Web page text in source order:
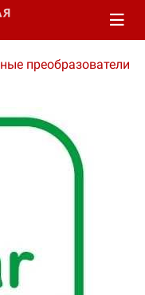
преобразователи